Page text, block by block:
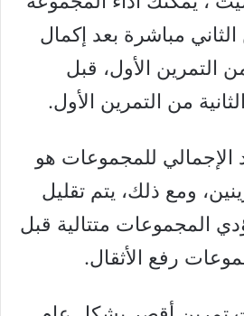
مباشرة بعد إكمال
التمرين الأول، قبل
من التمرين الأول.
الإجمالي للمجموعات هو
ومع ذلك، يتم تقليل
المجموعات متتالية قبل
رفع الأثقال.